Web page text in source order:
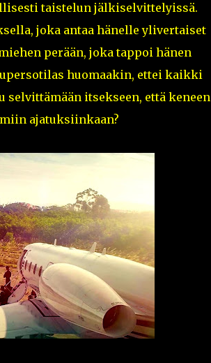
taistelun jälkiselvittelyissä.
joka antaa hänelle ylivertaiset
perään, joka tappoi hänen
huomaakin, ettei kaikki
itsekseen, että keneen
ajatuksiinkaan?